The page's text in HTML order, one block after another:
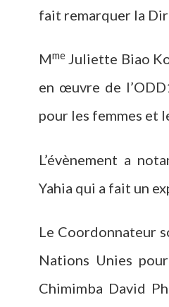
fait remarquer la
Mme Juliette Biao
en œuvre de
pour les femmes et
L’évènement a
Yahia qui a fait un
Le Coordonnateur
Nations Unies
Chimimba David